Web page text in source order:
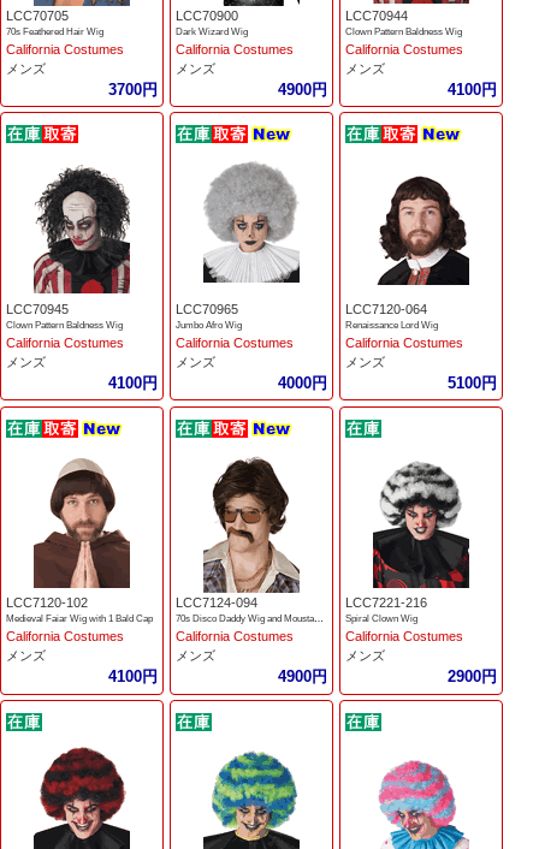
LCC70705
70s Feathered Hair Wig
California Costumes
メンズ
3700円
LCC70900
Dark Wizard Wig
California Costumes
メンズ
4900円
LCC70944
Clown Pattern Baldness Wig
California Costumes
メンズ
4100円
LCC70945
Clown Pattern Baldness Wig
California Costumes
メンズ
4100円
LCC70965
Jumbo Afro Wig
California Costumes
メンズ
4000円
LCC7120-064
Renaissance Lord Wig
California Costumes
メンズ
5100円
LCC7120-102
Medieval Faiar Wig with 1 Bald Cap
California Costumes
メンズ
4100円
LCC7124-094
70s Disco Daddy Wig and Moustache
California Costumes
メンズ
4900円
LCC7221-216
Spiral Clown Wig
California Costumes
メンズ
2900円